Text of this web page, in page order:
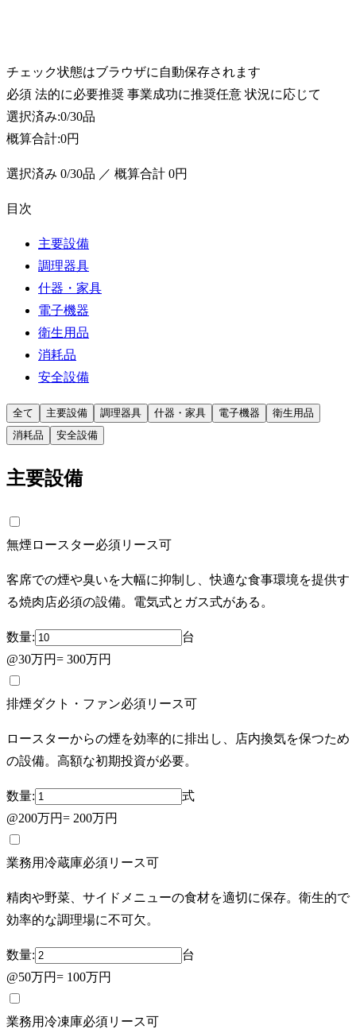
チェック状態はブラウザに自動保存されます
必須 法的に必要推奨 事業成功に推奨任意 状況に応じて
選択済み:0/30品
概算合計:0円
選択済み 0/30品 ／ 概算合計 0円
目次
主要設備
調理器具
什器・家具
電子機器
衛生用品
消耗品
安全設備
全て 主要設備 調理器具 什器・家具 電子機器
衛生用品
消耗品
安全設備
主要設備
無煙ロースター必須リース可
客席での煙や臭いを大幅に抑制し、快適な食事環境を提供す
る焼肉店必須の設備。電気式とガス式がある。
数量:
台
@30万円= 300万円
排煙ダクト・ファン必須リース可
ロースターからの煙を効率的に排出し、店内換気を保つため
の設備。高額な初期投資が必要。
数量:
式
@200万円= 200万円
業務用冷蔵庫必須リース可
精肉や野菜、サイドメニューの食材を適切に保存。衛生的で
効率的な調理場に不可欠。
数量:
台
@50万円= 100万円
業務用冷凍庫必須リース可